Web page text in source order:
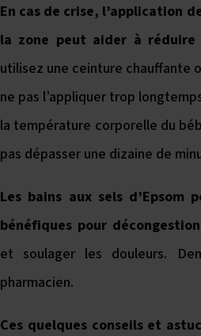
En cas de crise, l’application
la zone peut aider à réduire
utilisez une ceinture chauffante
ne pas l’appliquer trop
la température corporelle du
pas dépasser une dizaine de
Les bains aux sels d’Epsom
bénéfiques pour
et soulager les douleurs.
pharmacien.
Ces quelques conseils et